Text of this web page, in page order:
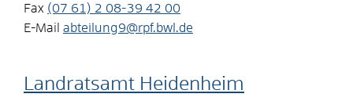
Fax (07 61) 2 08-39 42 00
E-Mail abteilung9@rpf.bwl.de
Landratsamt Heidenheim